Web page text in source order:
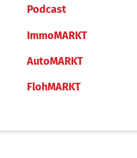
Podcast
ImmoMARKT
AutoMARKT
FlohMARKT